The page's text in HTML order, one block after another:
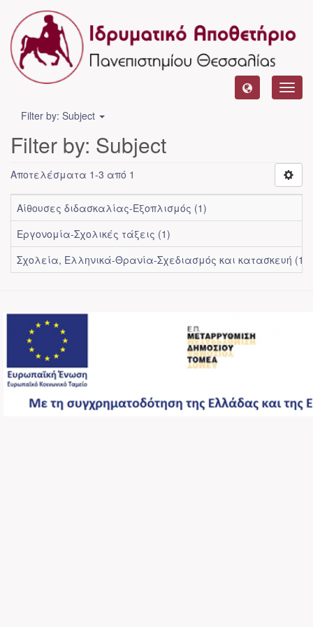
Filter by: Subject
Filter by: Subject
Αποτελέσματα 1-3 από 1
Αίθουσες διδασκαλίας-Εξοπλισμός (1)
Εργονομία-Σχολικές τάξεις (1)
Σχολεία, Ελληνικά-Θρανία-Σχεδιασμός και κατασκευή (1)